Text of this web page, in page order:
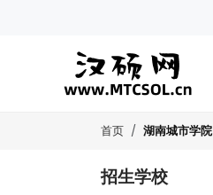
首页 湖南城市学院
招生学校